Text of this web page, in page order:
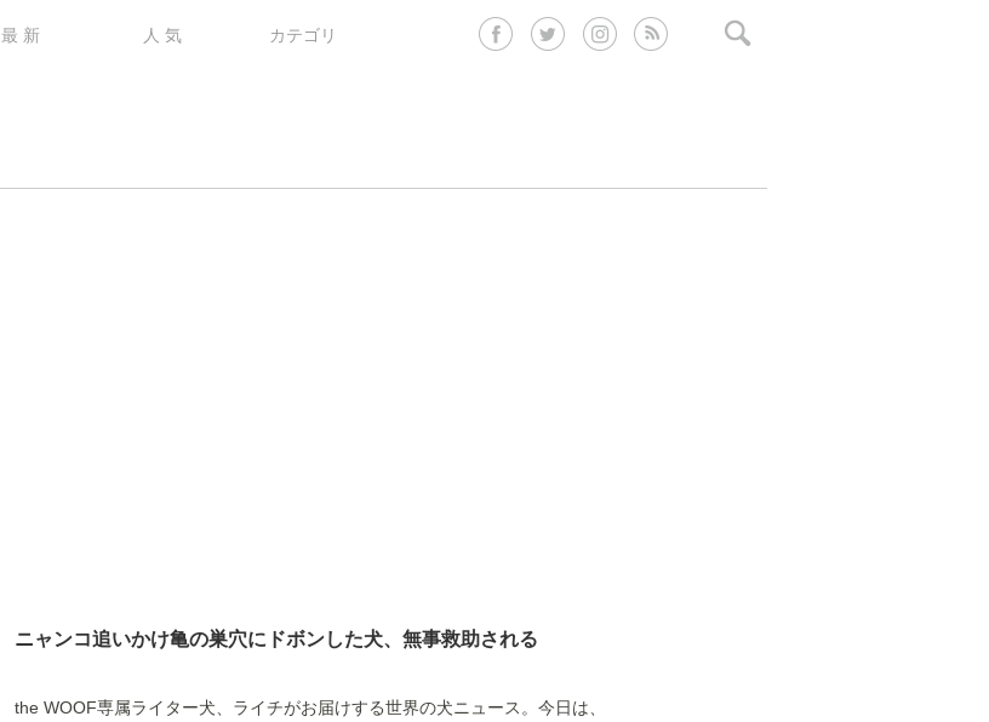
最 新 人 気 カテゴリ
ニャンコ追いかけ亀の巣穴にドボンした犬、無事救助される
the WOOF専属ライター犬、ライチがお届けする世界の犬ニュース。今日は、